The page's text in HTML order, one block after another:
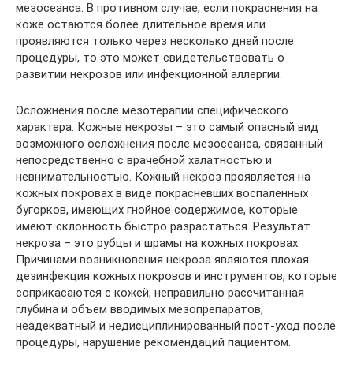
мезосеанса. В противном случае, если покраснения на
коже остаются более длительное время или
проявляются только через несколько дней после
процедуры, то это может свидетельствовать о
развитии некрозов или инфекционной аллергии.
Осложнения после мезотерапии специфического
характера: Кожные некрозы – это самый опасный вид
возможного осложнения после мезосеанса, связанный
непосредственно с врачебной халатностью и
невнимательностью. Кожный некроз проявляется на
кожных покровах в виде покрасневших воспаленных
бугорков, имеющих гнойное содержимое, которые
имеют склонность быстро разрастаться. Результат
некроза – это рубцы и шрамы на кожных покровах.
Причинами возникновения некроза являются плохая
дезинфекция кожных покровов и инструментов, которые
соприкасаются с кожей, неправильно рассчитанная
глубина и объем вводимых мезопрепаратов,
неадекватный и недисциплинированный пост-уход после
процедуры, нарушение рекомендаций пациентом.